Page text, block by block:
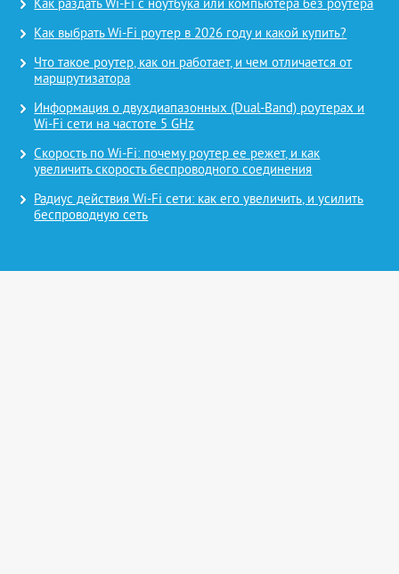
Как раздать Wi-Fi с ноутбука или компьютера без роутера
Как выбрать Wi-Fi роутер в 2026 году и какой купить?
Что такое роутер, как он работает, и чем отличается от
маршрутизатора
Информация о двухдиапазонных (Dual-Band) роутерах и
Wi-Fi сети на частоте 5 GHz
Скорость по Wi-Fi: почему роутер ее режет, и как
увеличить скорость беспроводного соединения
Радиус действия Wi-Fi сети: как его увеличить, и усилить
беспроводную сеть